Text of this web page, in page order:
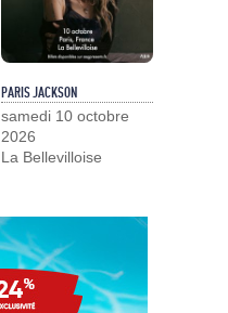
PARIS JACKSON
samedi 10 octobre
2026
La Bellevilloise